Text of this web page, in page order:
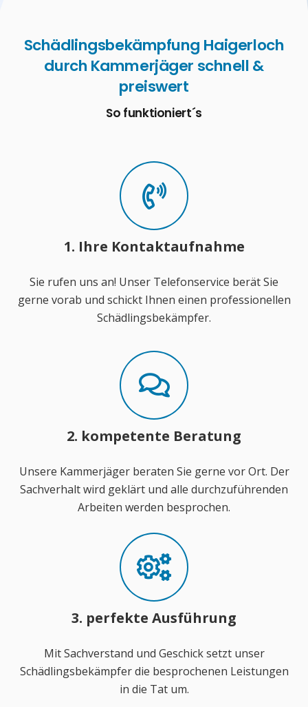
Schädlingsbekämpfung Haigerloch
durch Kammerjäger schnell &
preiswert
So funktioniert´s
1. Ihre Kontaktaufnahme
Sie rufen uns an! Unser Telefonservice berät Sie
gerne vorab und schickt Ihnen einen professionellen
Schädlingsbekämpfer.
2. kompetente Beratung
Unsere Kammerjäger beraten Sie gerne vor Ort. Der
Sachverhalt wird geklärt und alle durchzuführenden
Arbeiten werden besprochen.
3. perfekte Ausführung
Mit Sachverstand und Geschick setzt unser
Schädlingsbekämpfer die besprochenen Leistungen
in die Tat um.